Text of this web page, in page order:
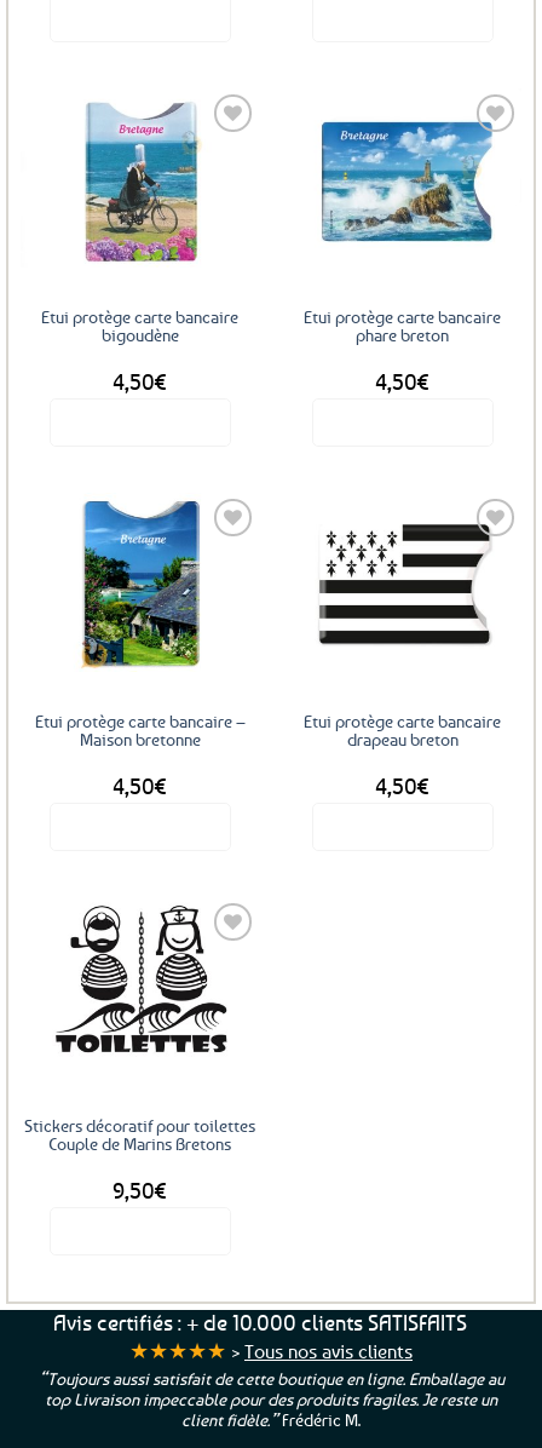
Etui protège carte bancaire
bigoudène
4,50€
Ajouter
aux
favoris
Etui protège carte bancaire
phare breton
4,50€
Etui protège carte bancaire –
Maison bretonne
4,50€
Ajouter
aux
favoris
Etui protège carte bancaire
drapeau breton
4,50€
Ajouter
aux
favoris
Stickers décoratif pour toilettes
Couple de Marins Bretons
9,50€
Avis certifiés : + de 10.000 clients SATISFAITS
★★★★★ > Tous nos avis clients
“Toujours aussi satisfait de cette boutique en ligne. Emballage au
top Livraison impeccable pour des produits fragiles. Je reste un
client fidèle.”Frédéric M.